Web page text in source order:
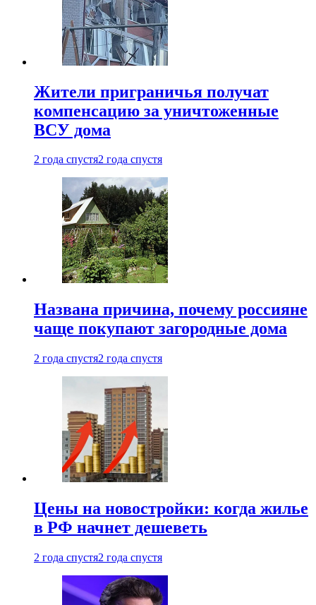
Жители приграничья получат
компенсацию за уничтоженные
ВСУ дома
2 года спустя2 года спустя
Названа причина, почему россияне
чаще покупают загородные дома
2 года спустя2 года спустя
Цены на новостройки: когда жилье
в РФ начнет дешеветь
2 года спустя2 года спустя